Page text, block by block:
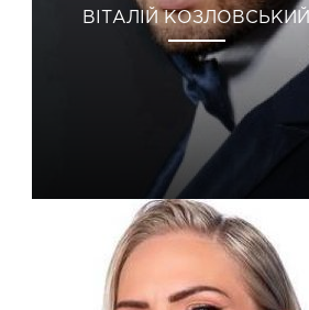
ВІТАЛІЙ КОЗЛОВСЬКИЙ